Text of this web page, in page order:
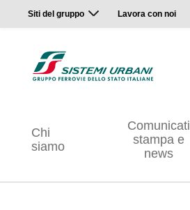
Siti del gruppo Lavora con noi
Chi
siamo
Comunicati
stampa e
news